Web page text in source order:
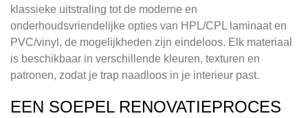
klassieke uitstraling tot de moderne en
onderhoudsvriendelijke opties van HPL/CPL laminaat en
PVC/vinyl, de mogelijkheden zijn eindeloos. Elk materiaal
is beschikbaar in verschillende kleuren, texturen en
patronen, zodat je trap naadloos in je interieur past.
EEN SOEPEL RENOVATIEPROCES